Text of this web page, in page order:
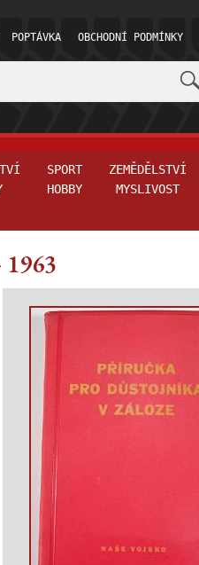
POPTÁVKA OBCHODNÍ PODMÍNKY
SPORT
HOBBY
ZEMĚDĚLSTVÍ
MYSLIVOST